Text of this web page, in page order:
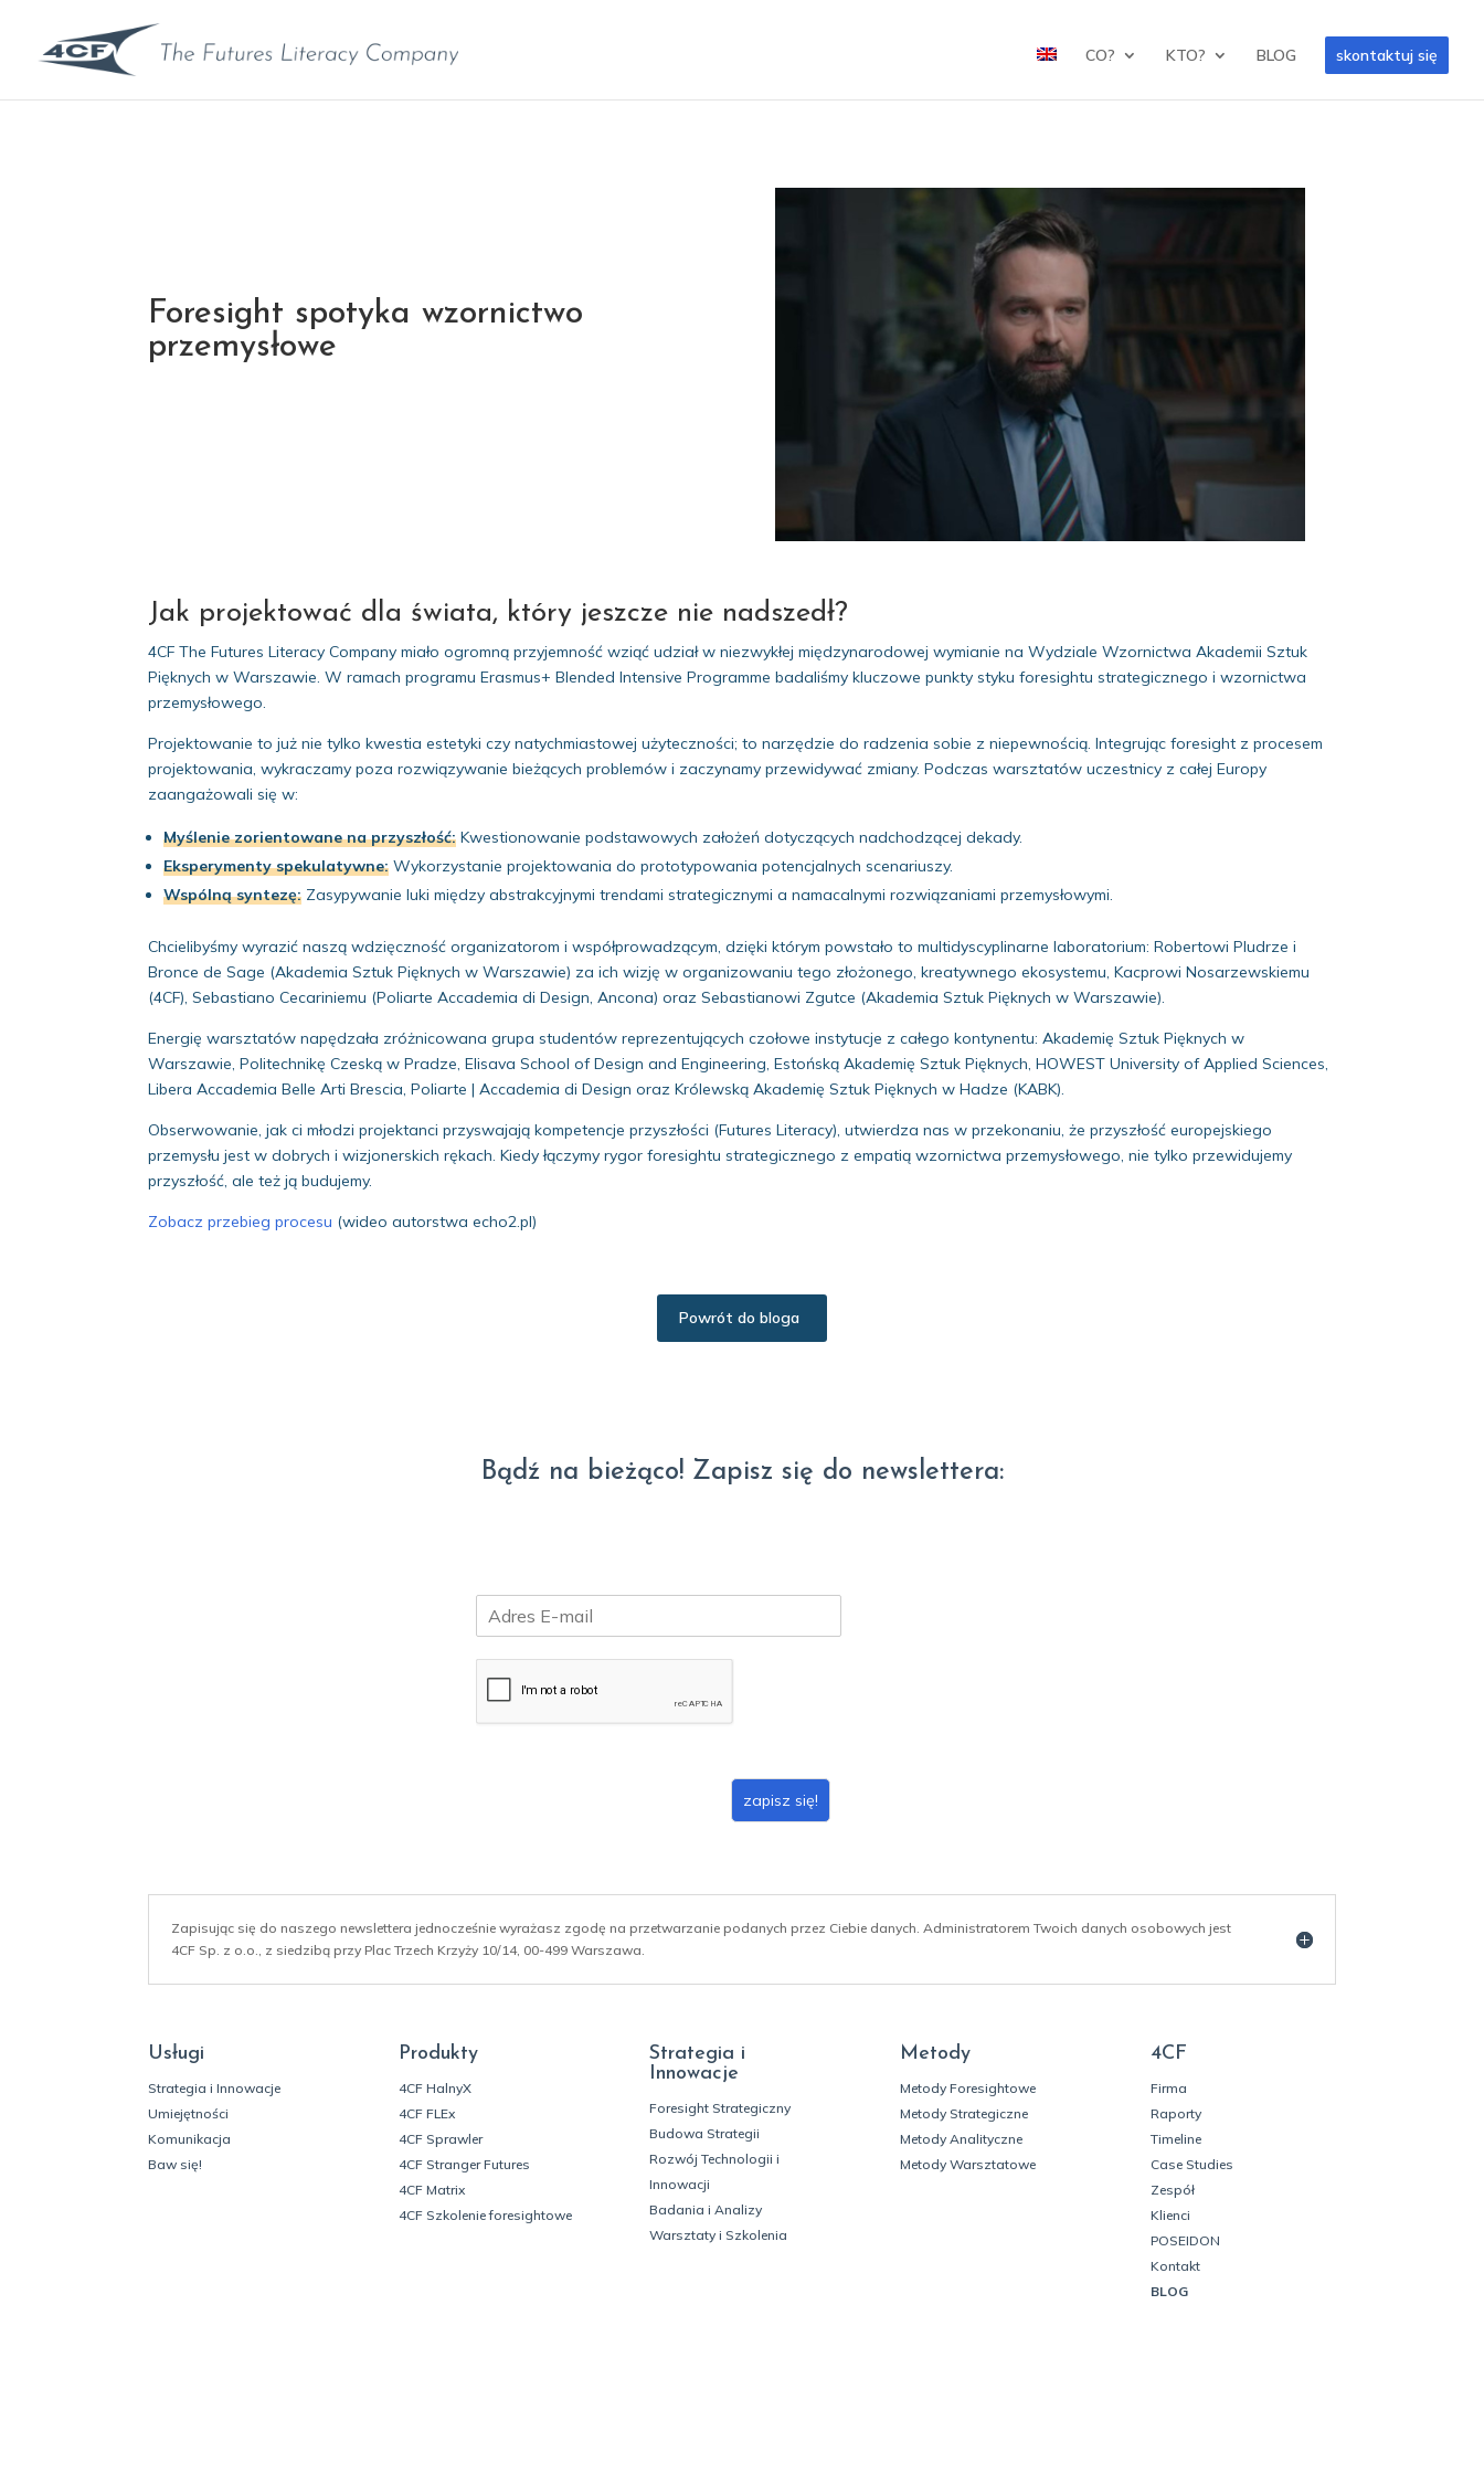
CO? KTO? BLOG skontaktuj się
Foresight spotyka wzornictwo
przemysłowe
Jak projektować dla świata, który jeszcze nie nadszedł?
4CF The Futures Literacy Company miało ogromną przyjemność wziąć udział w niezwykłej międzynarodowej wymianie na Wydziale Wzornictwa Akademii Sztuk
Pięknych w Warszawie. W ramach programu Erasmus+ Blended Intensive Programme badaliśmy kluczowe punkty styku foresightu strategicznego i wzornictwa
przemysłowego.
Projektowanie to już nie tylko kwestia estetyki czy natychmiastowej użyteczności; to narzędzie do radzenia sobie z niepewnością. Integrując foresight z procesem
projektowania, wykraczamy poza rozwiązywanie bieżących problemów i zaczynamy przewidywać zmiany. Podczas warsztatów uczestnicy z całej Europy
zaangażowali się w:
Myślenie zorientowane na przyszłość: Kwestionowanie podstawowych założeń dotyczących nadchodzącej dekady.
Eksperymenty spekulatywne: Wykorzystanie projektowania do prototypowania potencjalnych scenariuszy.
Wspólną syntezę: Zasypywanie luki między abstrakcyjnymi trendami strategicznymi a namacalnymi rozwiązaniami przemysłowymi.
Chcielibyśmy wyrazić naszą wdzięczność organizatorom i współprowadzącym, dzięki którym powstało to multidyscyplinarne laboratorium: Robertowi Pludrze i
Bronce de Sage (Akademia Sztuk Pięknych w Warszawie) za ich wizję w organizowaniu tego złożonego, kreatywnego ekosystemu, Kacprowi Nosarzewskiemu
(4CF), Sebastiano Cecariniemu (Poliarte Accademia di Design, Ancona) oraz Sebastianowi Zgutce (Akademia Sztuk Pięknych w Warszawie).
Energię warsztatów napędzała zróżnicowana grupa studentów reprezentujących czołowe instytucje z całego kontynentu: Akademię Sztuk Pięknych w
Warszawie, Politechnikę Czeską w Pradze, Elisava School of Design and Engineering, Estońską Akademię Sztuk Pięknych, HOWEST University of Applied Sciences,
Libera Accademia Belle Arti Brescia, Poliarte | Accademia di Design oraz Królewską Akademię Sztuk Pięknych w Hadze (KABK).
Obserwowanie, jak ci młodzi projektanci przyswajają kompetencje przyszłości (Futures Literacy), utwierdza nas w przekonaniu, że przyszłość europejskiego
przemysłu jest w dobrych i wizjonerskich rękach. Kiedy łączymy rygor foresightu strategicznego z empatią wzornictwa przemysłowego, nie tylko przewidujemy
przyszłość, ale też ją budujemy.
Zobacz przebieg procesu (wideo autorstwa echo2.pl)
Powrót do bloga
Bądź na bieżąco! Zapisz się do newslettera:
m
zapisz się!
Zapisując się do naszego newslettera jednocześnie wyrażasz zgodę na przetwarzanie podanych przez Ciebie danych. Administratorem Twoich danych osobowych jest
4CF Sp. z o.o., z siedzibą przy Plac Trzech Krzyży 10/14, 00-499 Warszawa.
Usługi
Strategia i Innowacje
Umiejętności
Komunikacja
Baw się!
Produkty
4CF HalnyX
4CF FLEx
4CF Sprawler
4CF Stranger Futures
4CF Matrix
4CF Szkolenie foresightowe
Strategia i
Innowacje
Foresight Strategiczny
Budowa Strategii
Rozwój Technologii i
Innowacji
Badania i Analizy
Warsztaty i Szkolenia
Metody
Metody Foresightowe
Metody Strategiczne
Metody Analityczne
Metody Warsztatowe
4CF
Firma
Raporty
Timeline
Case Studies
Zespół
Klienci
POSEIDON
Kontakt
BLOG